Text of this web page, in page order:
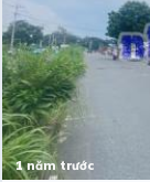
1 năm trước